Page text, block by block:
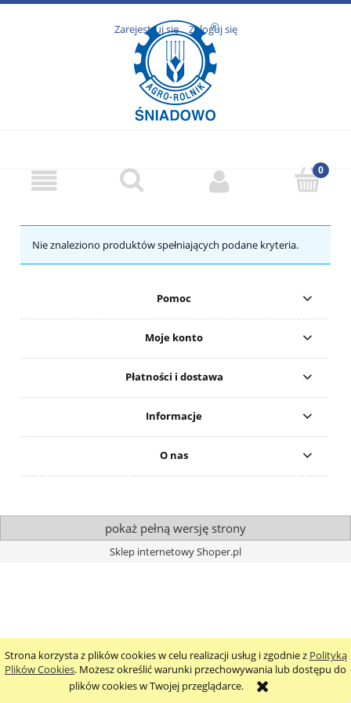
Strona korzysta z plików cookies w celu realizacji usług i zgodnie z Polityką
Plików Cookies. Możesz określić warunki przechowywania lub dostępu do
plików cookies w Twojej przeglądarce.
Zarejestruj się Zaloguj się
Nie znaleziono produktów spełniających podane kryteria.
Pomoc
Moje konto
Płatności i dostawa
Informacje
O nas
pokaż pełną wersję strony
Sklep internetowy Shoper.pl